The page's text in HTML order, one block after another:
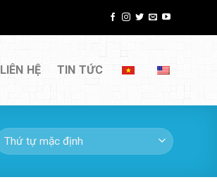
LIÊN HỆ TIN TỨC